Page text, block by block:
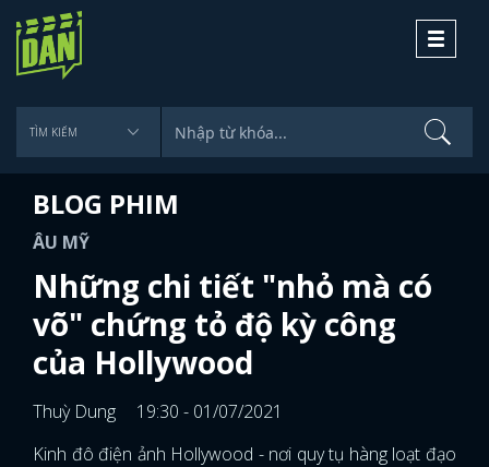
Toggle
BLOG PHIM
ÂU MỸ
Những chi tiết "nhỏ mà có
võ" chứng tỏ độ kỳ công
của Hollywood
Thuỳ Dung
19:30 - 01/07/2021
Kinh đô điện ảnh Hollywood - nơi quy tụ hàng loạt đạo